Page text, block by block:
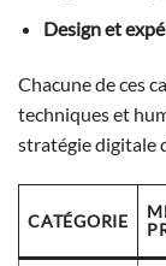
Design et
Chacune de ces
techniques et
stratégie digitale
CATÉGORIE